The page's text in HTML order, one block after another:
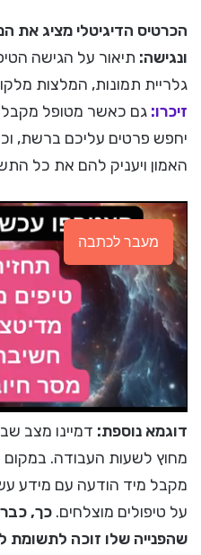
הכרטיס הדיגיטלי מציג את
ונגישה: תיאור על הגישה
גלריית תמונות, המלצות
זיכרו: גם כאשר מטופל מקבל
יחפש פרטים עליכם ברשת,
האמון ויעניק להם את כל
מעבר לכתבה
דוגמא נוספת: דמיינו מצב
מחוץ לשעות העבודה. במקום
מקבל מיד הודעה עם מידע
על טיפולים מוצלחים. כך,
שהפנייה שלו זוכה לתשומת